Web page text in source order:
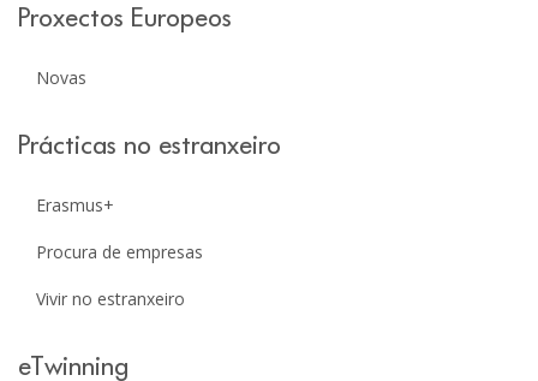
Proxectos Europeos
Novas
Prácticas no estranxeiro
Erasmus+
Procura de empresas
Vivir no estranxeiro
eTwinning